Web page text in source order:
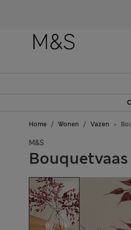
Home Wonen Vazen
M&S